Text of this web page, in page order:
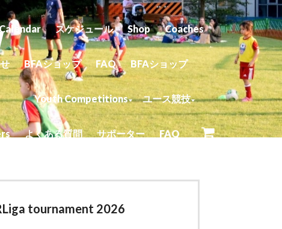
スケジュール Shop Coaches
BFAショップ FAQ BFAショップ
Youth Competitions ユース競技
よくある質問 サポーター FAQ
tournament 2026